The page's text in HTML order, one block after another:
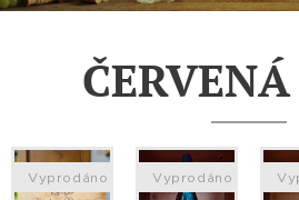
Vyprodáno Vyprodáno